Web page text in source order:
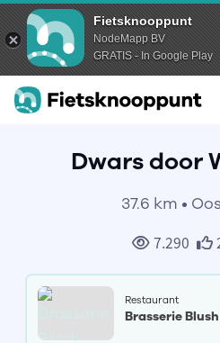
Fietsknooppunt
NodeMapp BV
GRATIS - In Google Play
Dwars door
37.6 km •
7.290
Restaurant
Brasserie Blush